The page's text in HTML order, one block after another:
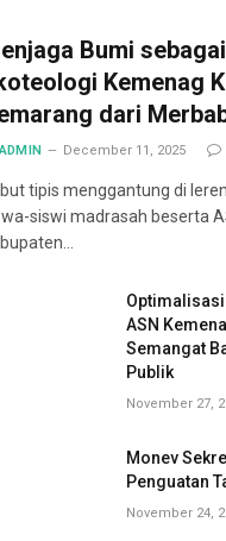
Bumi
Kemenag
dari
December 11, 2025
tipis menggantung di
siswi madrasah beserta
Optimalisasi
ASN
Semangat
Publik
November 27,
Monev
Penguatan
November 24,